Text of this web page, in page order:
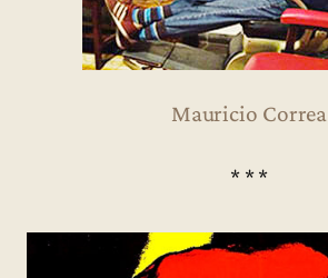
Mauricio Correa
* * *